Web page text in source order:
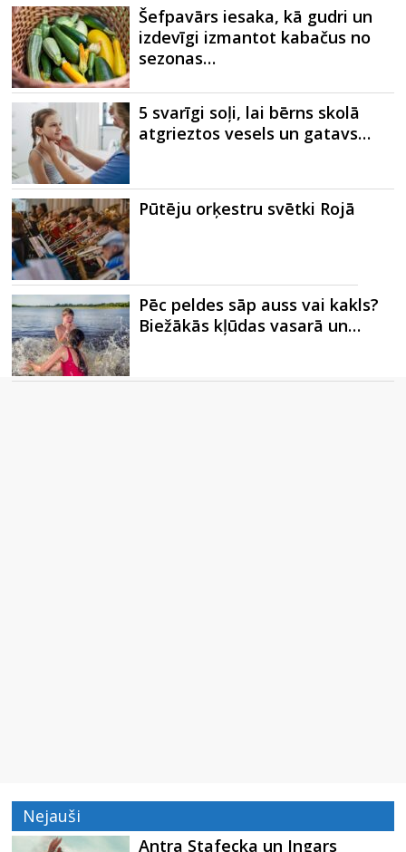
Šefpavārs iesaka, kā gudri un
izdevīgi izmantot kabačus no
sezonas…
5 svarīgi soļi, lai bērns skolā
atgrieztos vesels un gatavs…
Pūtēju orķestru svētki Rojā
Pēc peldes sāp auss vai kakls?
Biežākās kļūdas vasarā un…
Nejauši
Antra Stafecka un Ingars